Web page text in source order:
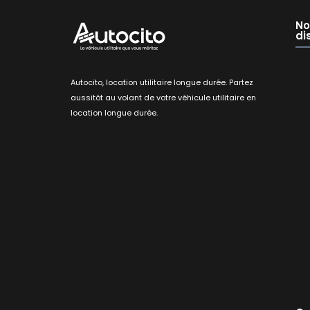
Autocito, location utilitaire longue durée. Partez
aussitôt au volant de votre véhicule utilitaire en
location longue durée.